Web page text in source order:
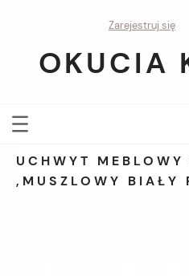
Zarejestruj się
OKUCIA
UCHWYT MEBLOWY
,MUSZLOWY BIAŁY